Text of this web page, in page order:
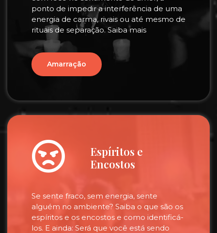
ponto de impedir a interferência de uma
energia de carma, rivais ou até mesmo de
rituais de separação. Saiba mais
Amarração
Espíritos e
Encostos
Se sente fraco, sem energia, sente
alguém no ambiente? Saiba o que são os
espíritos e os encostos e como identificá-
los. E ainda: Será que você está sendo